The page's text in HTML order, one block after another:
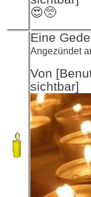
😍🥺
Eine
Angezündet
Von
sichtbar]